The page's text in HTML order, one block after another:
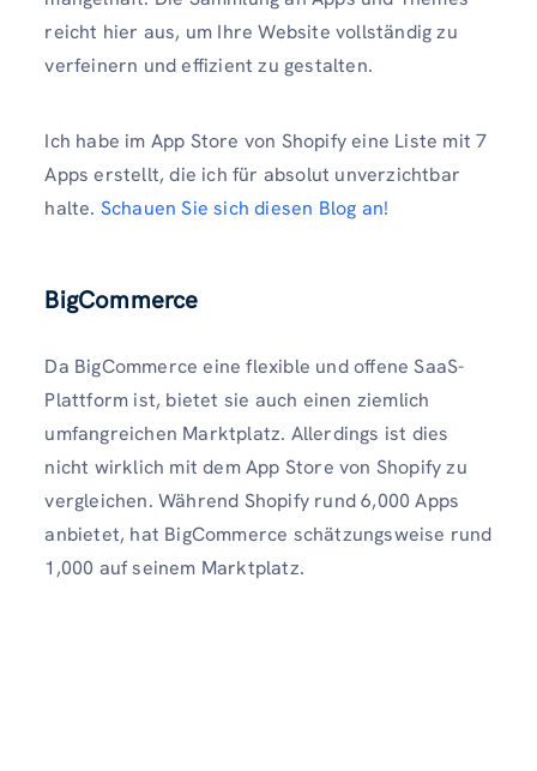
reicht hier aus, um Ihre Website vollständig zu
verfeinern und effizient zu gestalten.
Ich habe im App Store von Shopify eine Liste mit 7
Apps erstellt, die ich für absolut unverzichtbar
halte. Schauen Sie sich diesen Blog an!
BigCommerce
Da BigCommerce eine flexible und offene SaaS-
Plattform ist, bietet sie auch einen ziemlich
umfangreichen Marktplatz. Allerdings ist dies
nicht wirklich mit dem App Store von Shopify zu
vergleichen. Während Shopify rund 6,000 Apps
anbietet, hat BigCommerce schätzungsweise rund
1,000 auf seinem Marktplatz.